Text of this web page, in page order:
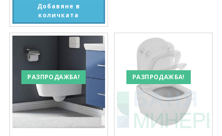
Добавяне в
количката
РАЗПРОДАЖБА! РАЗПРОДАЖБА!